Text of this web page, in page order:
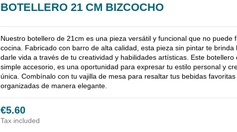
BOTELLERO 21 CM BIZCOCHO
Nuestro botellero de 21cm es una pieza versátil y funcional que no puede
cocina. Fabricado con barro de alta calidad, esta pieza sin pintar te brinda
darle vida a través de tu creatividad y habilidades artísticas. Este botellero
simple accesorio, es una oportunidad para expresar tu estilo personal y
única. Combínalo con tu vajilla de mesa para resaltar tus bebidas
organizadas de manera elegante.
€5.60
Tax included